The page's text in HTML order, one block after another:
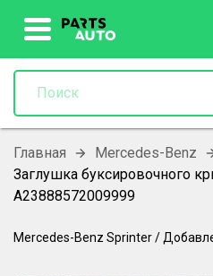
Главная Mercedes-Benz
Заглушка буксировочного
A23888572009999
Mercedes-Benz Sprinter/